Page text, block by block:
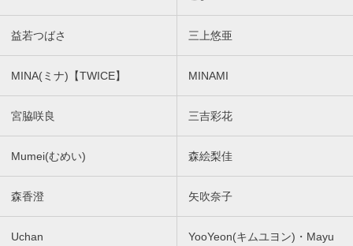
益若つばさ 三上悠亜
MINA(ミナ)【TWICE】 MINAMI
宮脇咲良 三吉彩花
Mumei(むめい) 森絵梨佳
森香澄 矢吹奈子
Uchan
YooYeon(キムユヨン)・Mayu